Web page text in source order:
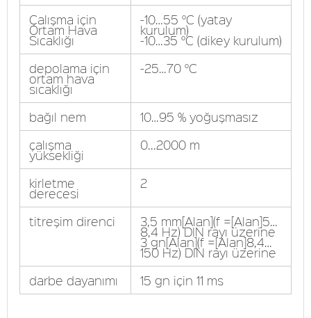
Çalışma için
Ortam Hava
Sıcaklığı
-10…55 °C (yatay
kurulum)
-10…35 °C (dikey kurulum)
depolama için
ortam hava
sıcaklığı
-25…70 °C
bağıl nem
10…95 % yoğuşmasız
çalışma
yüksekliği
0...2000 m
kirletme
derecesi
2
titreşim direnci 3,5 mm[Alan](f =[Alan]5…
8,4 Hz) DIN rayı üzerine
3 gn[Alan](f =[Alan]8,4…
150 Hz) DIN rayı üzerine
darbe dayanımı
15 gn için 11 ms